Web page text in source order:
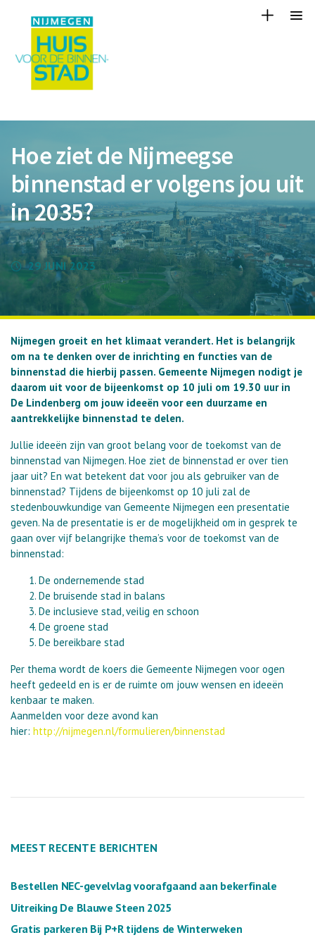
Hoe ziet de Nijmeegse
binnenstad er volgens jou uit
in 2035?
29 JUNI 2023
Nijmegen groeit en het klimaat verandert. Het is belangrijk
om na te denken over de inrichting en functies van de
binnenstad die hierbij passen. Gemeente Nijmegen nodigt je
daarom uit voor de bijeenkomst op 10 juli om 19.30 uur in
De Lindenberg om jouw ideeën voor een duurzame en
aantrekkelijke binnenstad te delen.
Jullie ideeën zijn van groot belang voor de toekomst van de
binnenstad van Nijmegen. Hoe ziet de binnenstad er over tien
jaar uit? En wat betekent dat voor jou als gebruiker van de
binnenstad? Tijdens de bijeenkomst op 10 juli zal de
stedenbouwkundige van Gemeente Nijmegen een presentatie
geven. Na de presentatie is er de mogelijkheid om in gesprek te
gaan over vijf belangrijke thema’s voor de toekomst van de
binnenstad:
De ondernemende stad
De bruisende stad in balans
De inclusieve stad, veilig en schoon
De groene stad
De bereikbare stad
Per thema wordt de koers die Gemeente Nijmegen voor ogen
heeft gedeeld en is er de ruimte om jouw wensen en ideeën
kenbaar te maken.
Aanmelden voor deze avond kan
hier: http://nijmegen.nl/formulieren/binnenstad
MEEST RECENTE BERICHTEN
Bestellen NEC-gevelvlag voorafgaand aan bekerfinale
Uitreiking De Blauwe Steen 2025
Gratis parkeren Bij P+R tijdens de Winterweken